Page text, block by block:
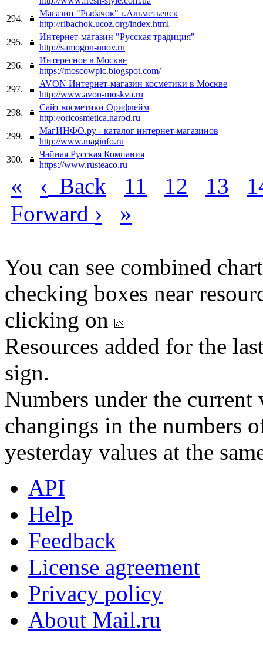
294.
Магазин "Рыбачок" г.Альметьевск
http://ribachok.ucoz.org/index.html
295.
Интернет-магазин "Русская традиция"
http://samogon-nnov.ru
296.
Интересное в Москве
https://moscowpic.blogspot.com/
297.
AVON Интернет-магазин косметики в Москве
http://www.avon-moskva.ru
298.
Сайт косметики Орифлейм
http://oricosmetica.narod.ru
299.
МагИНФО.ру - каталог интернет-магазинов
http://www.maginfo.ru
300.
Чайная Русская Компания
https://www.rusteaco.ru
« ‹ Back 11 12 13
Forward › »
You can see combined
checking boxes near
clicking on
Resources added for the
sign.
Numbers under the
changings in the numbers
yesterday values at the
API
Help
Feedback
License agreement
Privacy policy
About Mail.ru